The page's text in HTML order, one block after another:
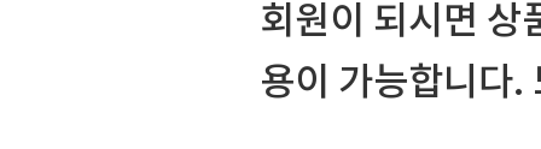
회원이 되시면 상
용이 가능합니다.